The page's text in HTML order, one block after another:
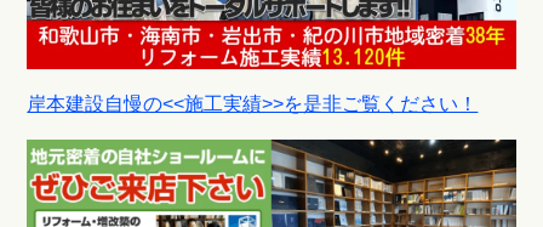
岸本建設自慢の<<施工実績>>を是非ご覧ください！